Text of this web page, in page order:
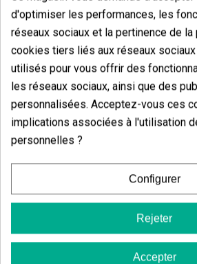
Avis des clients
5 étoiles
4 étoiles
3 étoiles
Écrivez votre
d'optimiser les performances, les
réseaux sociaux et la pertinence de la
cookies tiers liés aux réseaux
utilisés pour vous offrir des
les réseaux sociaux, ainsi que des
personnalisées. Acceptez-vous ces
implications associées à l'utilisation
personnelles ?
Configurer
Rejeter
Accepter